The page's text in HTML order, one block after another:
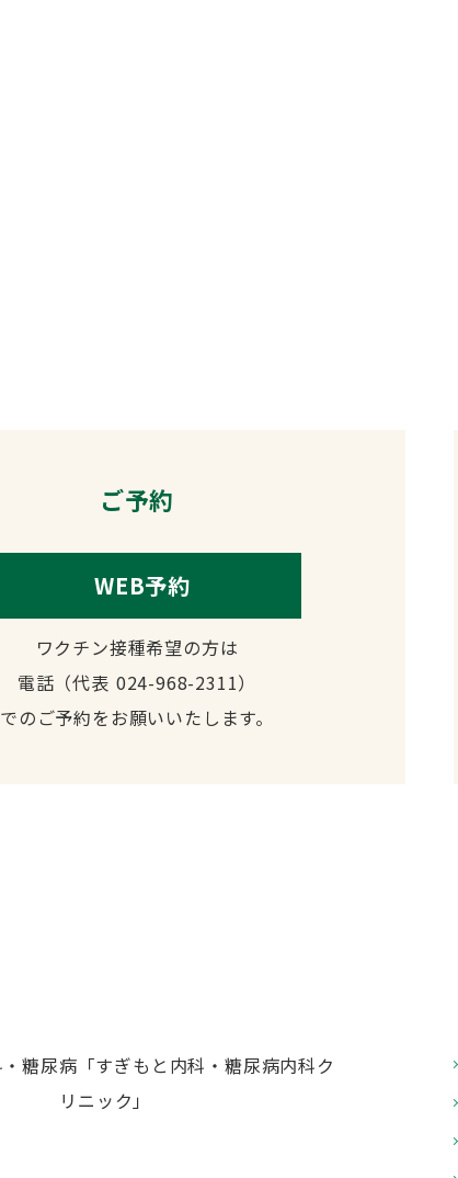
ご予約
WEB予約
ワクチン接種希望の方は
電話（代表 024-968-2311）
でのご予約をお願いいたします。